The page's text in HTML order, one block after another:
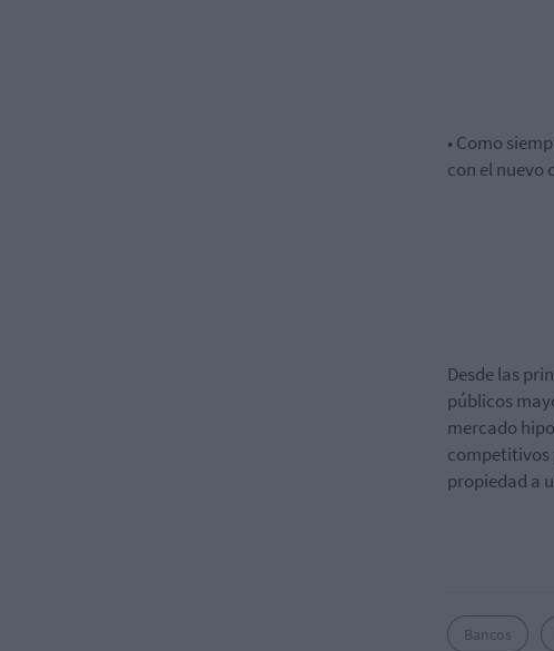
• Como
con el nuevo
Desde las
públicos
mercado
competitivos
propiedad a
Bancos